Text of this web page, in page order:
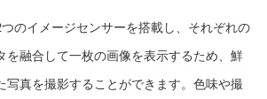
のイメージセンサーを搭載し、それぞれの
を融合して一枚の画像を表示するため、鮮
写真を撮影することができます。色味や撮